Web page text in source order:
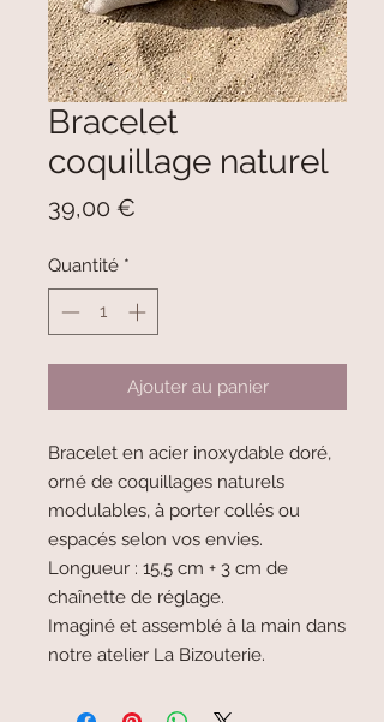
Bracelet
coquillage naturel
39,00 €
Quantité *
Ajouter au panier
Bracelet en acier inoxydable doré,
orné de coquillages naturels
modulables, à porter collés ou
espacés selon vos envies.
Longueur : 15,5 cm + 3 cm de
chaînette de réglage.
Imaginé et assemblé à la main dans
notre atelier La Bizouterie.